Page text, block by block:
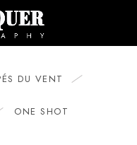
DU VENT
ONE SHOT